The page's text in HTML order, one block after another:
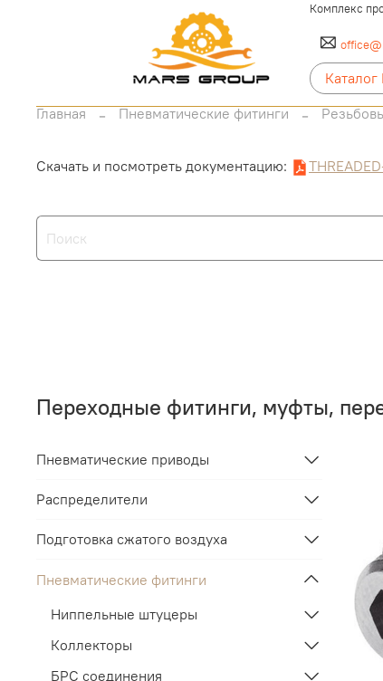
Комплекс
Каталог
Главная
Пневматические фитинги
Скачать и посмотреть документацию:
Переходные фитинги, муфты,
Пневматические приводы
Распределители
Подготовка сжатого воздуха
Пневматические фитинги
Ниппельные штуцеры
Коллекторы
БРС соединения